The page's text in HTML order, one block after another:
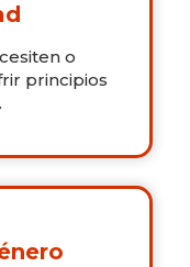
o
principios